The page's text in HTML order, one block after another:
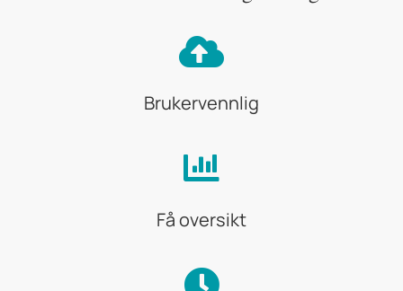
Brukervennlig
Få oversikt